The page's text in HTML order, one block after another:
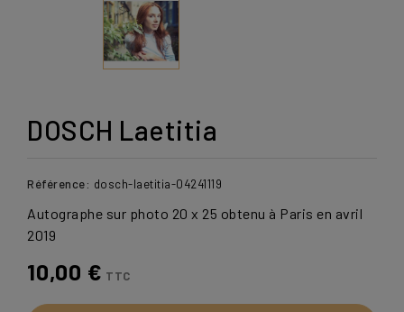
DOSCH Laetitia
Référence: dosch-laetitia-04241119
Autographe sur photo 20 x 25 obtenu à Paris en avril
2019
10,00 € TTC